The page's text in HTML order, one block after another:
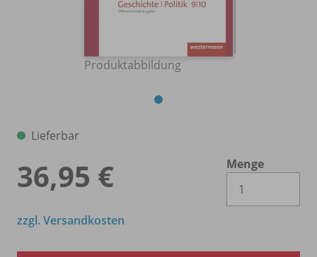
Produktabbildung
Lieferbar
36,95 €
Menge
zzgl. Versandkosten